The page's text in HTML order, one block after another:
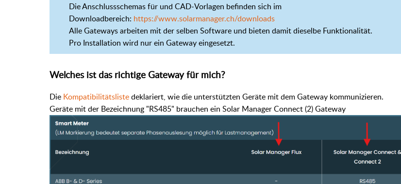
Die Anschlussschemas für und CAD-Vorlagen befinden sich im
Downloadbereich: https://www.solarmanager.ch/downloads
Alle Gateways arbeiten mit der selben Software und bieten damit dieselbe Funktionalität.
Pro Installation wird nur ein Gateway eingesetzt.
Welches ist das richtige Gateway für mich?
Die Kompatibilitätslistedeklariert, wie die unterstützten Geräte mit dem Gateway kommunizieren.
Geräte mit der Bezeichnung "RS485" brauchen ein Solar Manager Connect (2) Gateway